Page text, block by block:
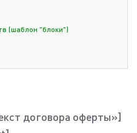
(шаблон "блоки")
договора оферты»]